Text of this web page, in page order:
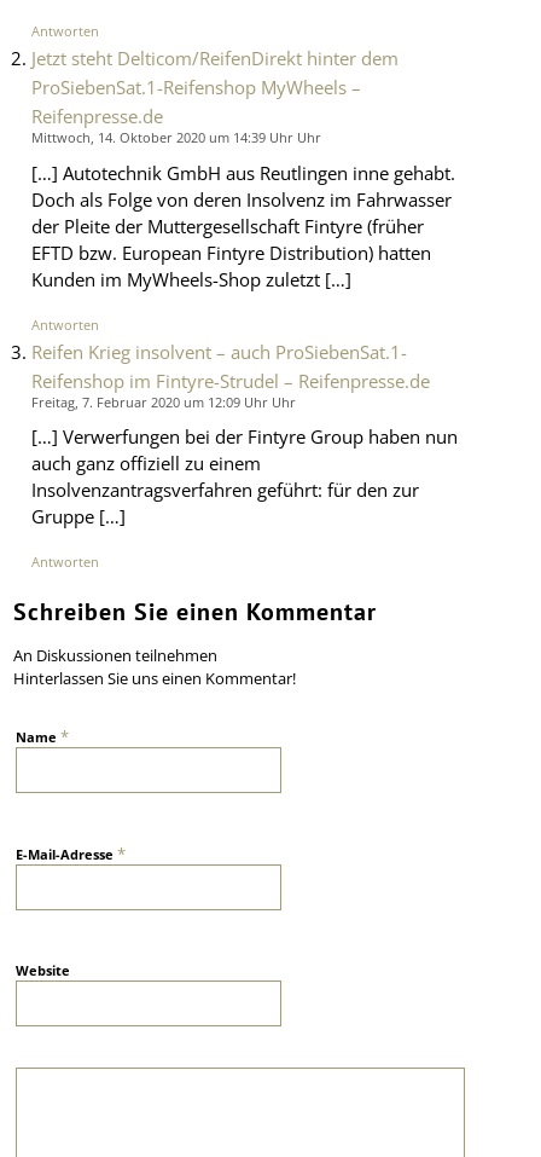
Antworten
Jetzt steht Delticom/ReifenDirekt hinter dem
ProSiebenSat.1-Reifenshop MyWheels –
Reifenpresse.de
Mittwoch, 14. Oktober 2020 um 14:39 Uhr Uhr
[…] Autotechnik GmbH aus Reutlingen inne gehabt.
Doch als Folge von deren Insolvenz im Fahrwasser
der Pleite der Muttergesellschaft Fintyre (früher
EFTD bzw. European Fintyre Distribution) hatten
Kunden im MyWheels-Shop zuletzt […]
Antworten
Reifen Krieg insolvent – auch ProSiebenSat.1-
Reifenshop im Fintyre-Strudel – Reifenpresse.de
Freitag, 7. Februar 2020 um 12:09 Uhr Uhr
[…] Verwerfungen bei der Fintyre Group haben nun
auch ganz offiziell zu einem
Insolvenzantragsverfahren geführt: für den zur
Gruppe […]
Antworten
Schreiben Sie einen Kommentar
An Diskussionen teilnehmen
Hinterlassen Sie uns einen Kommentar!
Name*
E-Mail-Adresse*
Website